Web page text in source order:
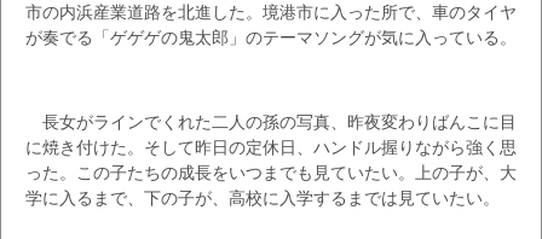
市の内浜産業道路を北進した。境港市に入った所で、車のタイヤ
が奏でる「ゲゲゲの鬼太郎」のテーマソングが気に入っている。
長女がラインでくれた二人の孫の写真、昨夜変わりばんこに目
に焼き付けた。そして昨日の定休日、ハンドル握りながら強く思
った。この子たちの成長をいつまでも見ていたい。上の子が、大
学に入るまで、下の子が、高校に入学するまでは見ていたい。